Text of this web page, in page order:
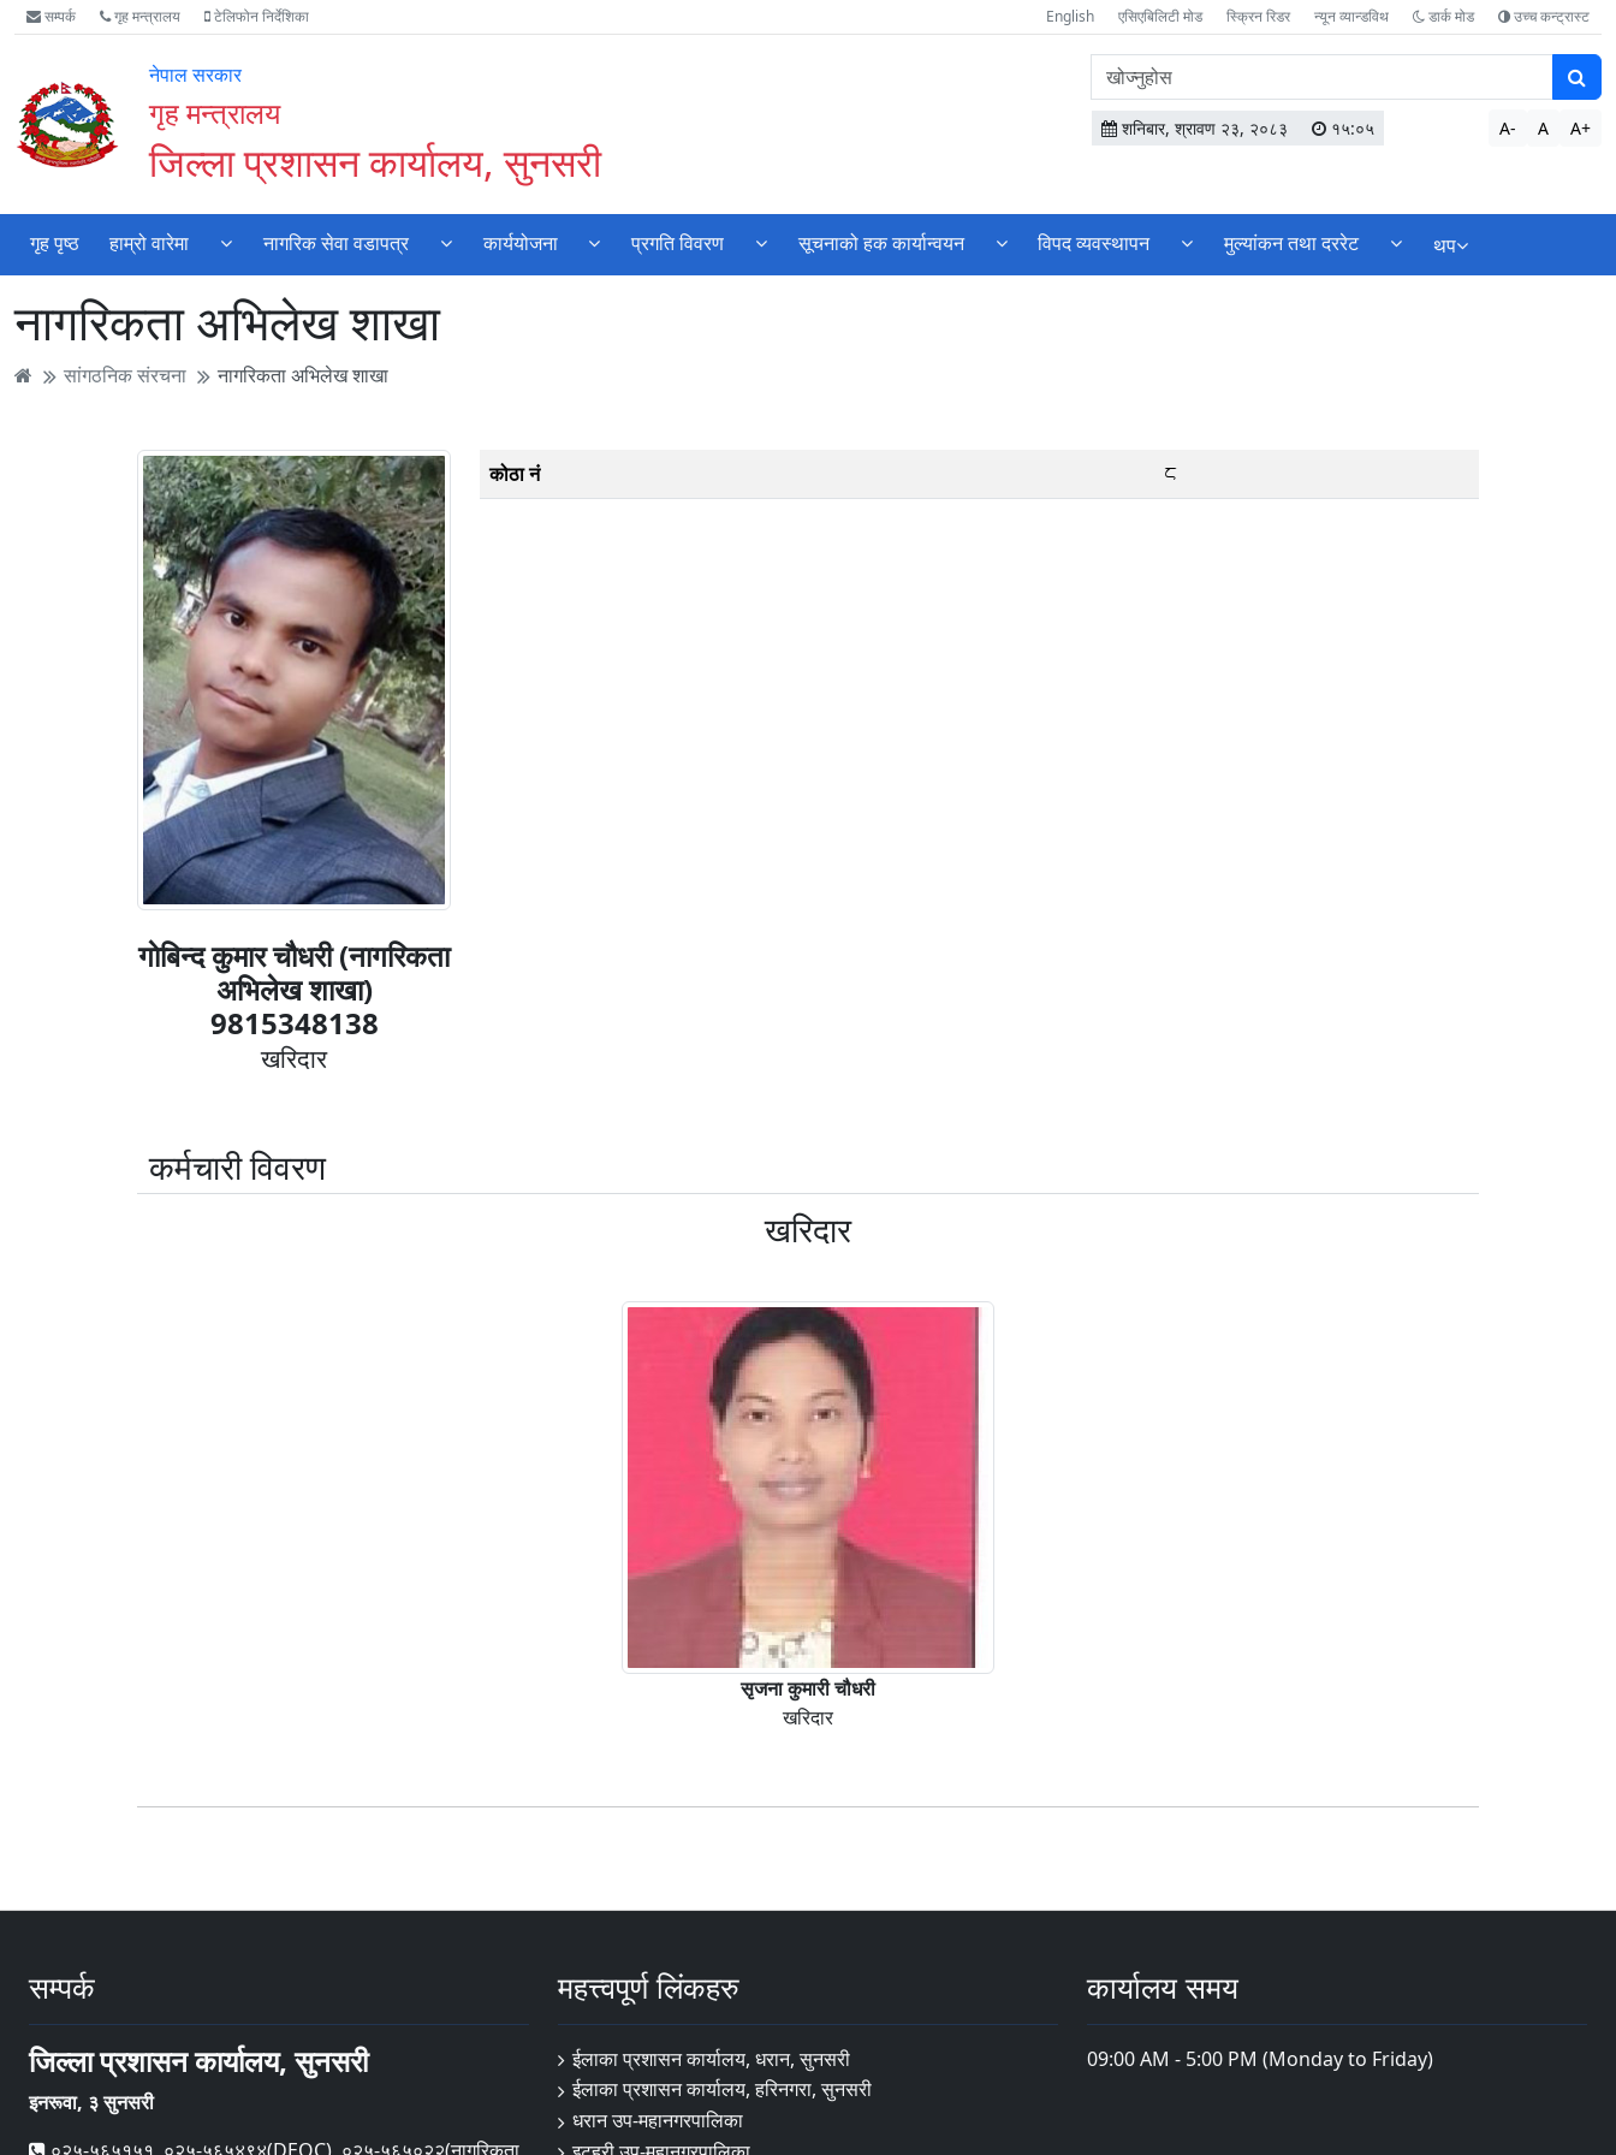
Accessibility
Mode
गर्नुहोस्
मुख्य
सामाग्री
मुख्य
नेभिगेसन
वेबसाइट
खोजमा
सम्पर्क गृह मन्त्रालय टेलिफोन निर्देशिका English एसिएबिलिटी मोड स्क्रिन रिडर न्यून व्यान्डविथ डार्क मोड उच्च कन्ट्रास्ट
नेपाल सरकार
गृह मन्त्रालय
जिल्ला प्रशासन कार्यालय, सुनसरी
वेबसाइटमा
सामग्री
खोज्नुहोस
शनिबार, श्रावण २३, २०८३ १५:०५ A- A A+
गृह पृष्ठ हाम्रो वारेमा नागरिक सेवा वडापत्र कार्ययोजना प्रगति विवरण सूचनाको हक कार्यान्वयन विपद व्यवस्थापन मुल्यांकन तथा दररेट थप
नागरिकता अभिलेख शाखा
सांगठनिक संरचना नागरिकता अभिलेख शाखा
गाेबिन्द कुमार चौधरी (नागरिकता
अभिलेख शाखा)
9815348138
खरिदार
कोठा नं 8
कर्मचारी विवरण
खरिदार
सृजना कुमारी चौधरी
खरिदार
सम्पर्क
जिल्ला प्रशासन कार्यालय, सुनसरी
इनरूवा, ३ सुनसरी
०२५-५६५१५१, ०२५-५६५४९४(DEOC), ०२५-५६५०२२(नागरिकता
महत्त्वपूर्ण लिंकहरु
ईलाका प्रशासन कार्यालय, धरान, सुनसरी
ईलाका प्रशासन कार्यालय, हरिनगरा, सुनसरी
धरान उप-महानगरपालिका
कार्यालय समय
09:00 AM - 5:00 PM (Monday to Friday)